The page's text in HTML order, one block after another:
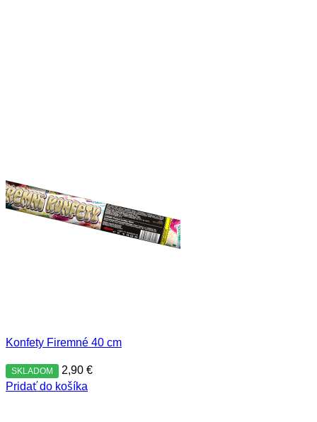
Konfety Firemné 40 cm
SKLADOM 2,90 €
Pridať do košíka